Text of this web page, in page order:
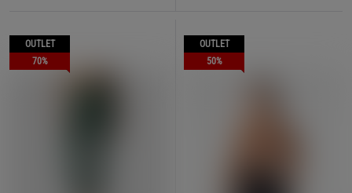
OUTLET
70%
OUTLET
50%